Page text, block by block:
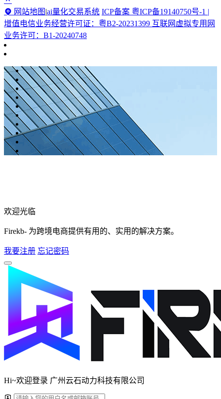
网站地图 |ai量化交易系统 ICP备案 粤ICP备19140750号-1 |
增值电信业务经营许可证：粤B2-20231399 互联网虚拟专用网
业务许可：B1-20240748
欢迎光临
Firekb- 为跨境电商提供有用的、实用的解决方案。
我要注册 忘记密码
Hi~欢迎登录 广州云石动力科技有限公司